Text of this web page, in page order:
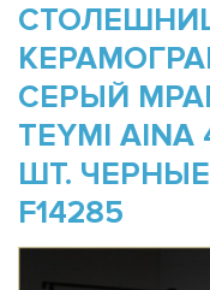
СЕРЫЙ
TEYMI
ШТ.
F14285